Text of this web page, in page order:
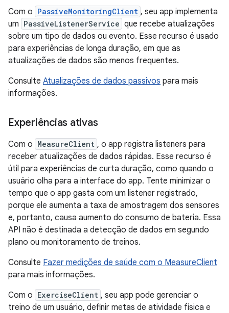
Com o PassiveMonitoringClient , seu app implementa
um PassiveListenerService que recebe atualizações
sobre um tipo de dados ou evento. Esse recurso é usado
para experiências de longa duração, em que as
atualizações de dados são menos frequentes.
Consulte Atualizações de dados passivos para mais
informações.
Experiências ativas
Com o MeasureClient , o app registra listeners para
receber atualizações de dados rápidas. Esse recurso é
útil para experiências de curta duração, como quando o
usuário olha para a interface do app. Tente minimizar o
tempo que o app gasta com um listener registrado,
porque ele aumenta a taxa de amostragem dos sensores
e, portanto, causa aumento do consumo de bateria. Essa
API não é destinada a detecção de dados em segundo
plano ou monitoramento de treinos.
Consulte Fazer medições de saúde com o MeasureClient
para mais informações.
Com o ExerciseClient , seu app pode gerenciar o
treino de um usuário, definir metas de atividade física e